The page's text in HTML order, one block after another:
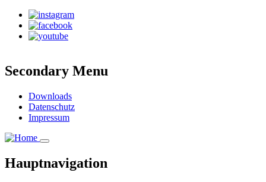
Direkt
zum
Inhalt
Secondary Menu
Downloads
Datenschutz
Impressum
Hauptnavigation